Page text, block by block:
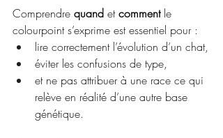
Comprendre quand et comment le
colourpoint s’exprime est essentiel pour :
lire correctement l’évolution d’un chat,
éviter les confusions de type,
et ne pas attribuer à une race ce qui
relève en réalité d’une autre base
génétique.